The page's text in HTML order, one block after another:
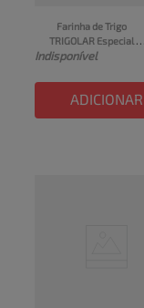
Farinha de Trigo
TRIGOLAR Especial
Pacote 1kg
Indisponível
ADICIONAR